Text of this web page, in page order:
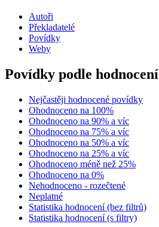
Autoři
Překladatelé
Povídky
Weby
Povídky podle hodnocení
Nejčastěji hodnocené povídky
Ohodnoceno na 100%
Ohodnoceno na 90% a víc
Ohodnoceno na 75% a víc
Ohodnoceno na 50% a víc
Ohodnoceno na 25% a víc
Ohodnoceno méně než 25%
Ohodnoceno na 0%
Nehodnoceno - rozečtené
Neplatné
Statistika hodnocení (bez filtrů)
Statistika hodnocení (s filtry)